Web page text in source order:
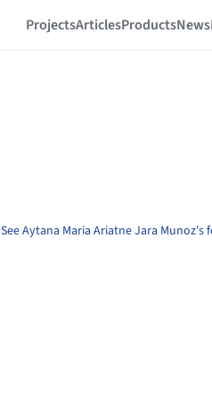
ProjectsArticlesProductsNews
See Aytana Maria Ariatne Jara Munoz's